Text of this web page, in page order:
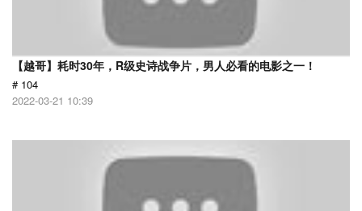
【越哥】耗时30年，R级史诗战争片，男人必看的电影之一！
# 104
2022-03-21 10:39